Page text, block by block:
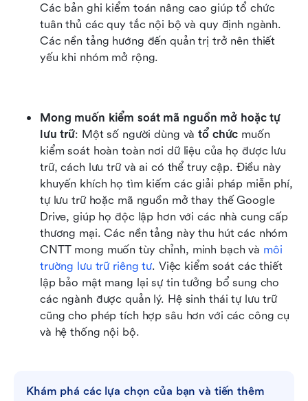
Các bản ghi kiểm toán nâng cao giúp tổ chức
tuân thủ các quy tắc nội bộ và quy định ngành.
Các nền tảng hướng đến quản trị trở nên thiết
yếu khi nhóm mở rộng.
Mong muốn kiểm soát mã nguồn mở hoặc tự
lưu trữ: Một số người dùng và tổ chức muốn
kiểm soát hoàn toàn nơi dữ liệu của họ được lưu
trữ, cách lưu trữ và ai có thể truy cập. Điều này
khuyến khích họ tìm kiếm các giải pháp miễn phí,
tự lưu trữ hoặc mã nguồn mở thay thế Google
Drive, giúp họ độc lập hơn với các nhà cung cấp
thương mại. Các nền tảng này thu hút các nhóm
CNTT mong muốn tùy chỉnh, minh bạch và môi
trường lưu trữ riêng tư. Việc kiểm soát các thiết
lập bảo mật mang lại sự tin tưởng bổ sung cho
các ngành được quản lý. Hệ sinh thái tự lưu trữ
cũng cho phép tích hợp sâu hơn với các công cụ
và hệ thống nội bộ.
Khám phá các lựa chọn của bạn và tiến thêm